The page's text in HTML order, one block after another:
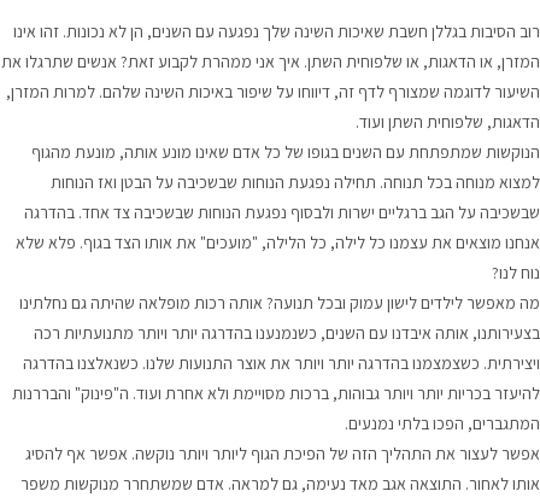
רוב הסיבות בגללן חשבת שאיכות השינה שלך נפגעה עם השנים, הן לא נכונות. זהו אינו
המזרן, או הדאגות, או שלפוחית השתן. איך אני ממהרת לקבוע זאת? אנשים שתרגלו את
השיעור לדוגמה שמצורף לדף זה, דיווחו על שיפור באיכות השינה שלהם. למרות המזרן,
הדאגות, שלפוחית השתן ועוד.
הנוקשות שמתפתחת עם השנים בגופו של כל אדם שאינו מונע אותה, מונעת מהגוף
למצוא מנוחה בכל תנוחה. תחילה נפגעת הנוחות שבשכיבה על הבטן ואז הנוחות
שבשכיבה על הגב ברגליים ישרות ולבסוף נפגעת הנוחות שבשכיבה צד אחד. בהדרגה
אנחנו מוצאים את עצמנו כל לילה, כל הלילה, "מועכים" את אותו הצד בגוף. פלא שלא
נוח לנו?
מה מאפשר לילדים לישון עמוק ובכל תנועה? אותה רכות מופלאה שהיתה גם נחלתינו
בצעירותנו, אותה איבדנו עם השנים, כשנמנענו בהדרגה יותר ויותר מתנועתיות רכה
ויצירתית. כשצמצמנו בהדרגה יותר ויותר את אוצר התנועות שלנו. כשנאלצנו בהדרגה
להיעזר בכריות יותר ויותר גבוהות, ברכות מסויימת ולא אחרת ועוד. ה"פינוק" והבררנות
המתגברים, הפכו בלתי נמנעים.
אפשר לעצור את התהליך הזה של הפיכת הגוף ליותר ויותר נוקשה. אפשר אף להסיג
אותו לאחור. התוצאה אגב מאד נעימה, גם למראה. אדם שמשתחרר מנוקשות משפר